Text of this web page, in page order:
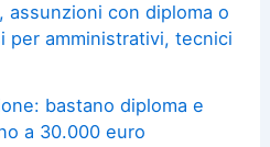
assunzioni con diploma o
per amministrativi, tecnici
bastano diploma e
a 30.000 euro